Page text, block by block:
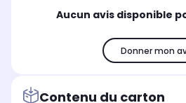
Aucun avis disponible
Donner mon
Contenu du carton